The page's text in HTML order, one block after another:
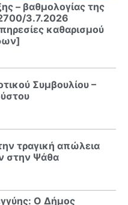
– βαθμολογίας της
3.7.2026
καθαρισμού
Συμβουλίου –
τραγική απώλεια
στην Ψάθα
Ο Δήμος